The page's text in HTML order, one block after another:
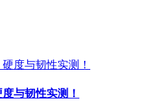
与韧性实测！